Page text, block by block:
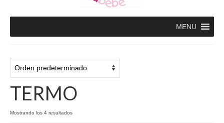
MENU
TERMO
Mostrando los 4 resultados